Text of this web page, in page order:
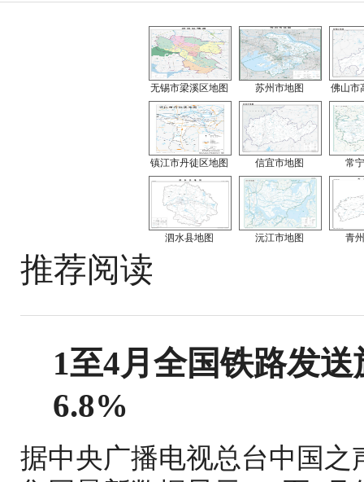
无锡市梁溪区地图 苏州市地图 佛山市
镇江市丹徒区地图 信宜市地图 常
泗水县地图 沅江市地图 青
推荐阅读
1至4月全国铁路发
6.8%
据中央广播电视总台中国